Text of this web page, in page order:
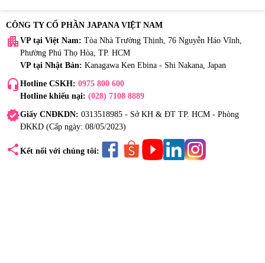
CÔNG TY CỔ PHẦN JAPANA VIỆT NAM
apartment VP tại Việt Nam: Tòa Nhà Trường Thịnh, 76 Nguyễn Háo Vĩnh,
Phường Phú Thọ Hòa, TP. HCM
VP tại Nhật Bản: Kanagawa Ken Ebina - Shi Nakana, Japan
headset_mic Hotline CSKH: 0975 800 600
Hotline khiếu nại: (028) 7108 8889
verifiedGiấy CNĐKDN: 0313518985 - Sở KH & ĐT TP. HCM - Phòng
ĐKKD (Cấp ngày: 08/05/2023)
share Kết nối với chúng tôi: